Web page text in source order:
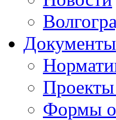
Документы
Формы